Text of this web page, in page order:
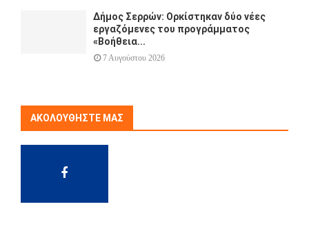
Δήμος Σερρών: Ορκίστηκαν δύο νέες
εργαζόμενες του προγράμματος
«Βοήθεια...
7 Αυγούστου 2026
ΑΚΟΛΟΥΘΉΣΤΕ ΜΑΣ